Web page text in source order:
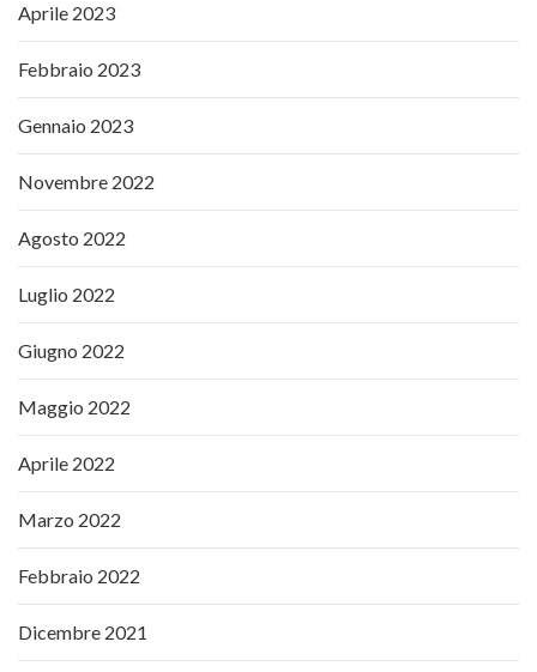
Aprile 2023
Febbraio 2023
Gennaio 2023
Novembre 2022
Agosto 2022
Luglio 2022
Giugno 2022
Maggio 2022
Aprile 2022
Marzo 2022
Febbraio 2022
Dicembre 2021